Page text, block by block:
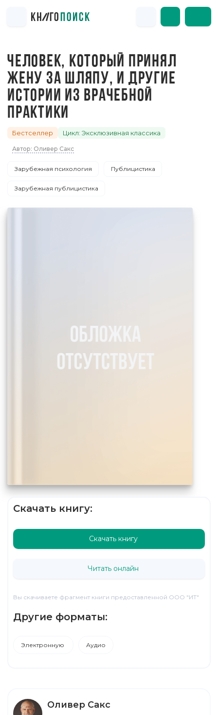
ЧЕЛОВЕК, КОТОРЫЙ ПРИНЯЛ
ЖЕНУ ЗА ШЛЯПУ, И ДРУГИЕ
ИСТОРИИ ИЗ ВРАЧЕБНОЙ
ПРАКТИКИ
Бестселлер Цикл: Эксклюзивная классика
Автор: Оливер Сакс
Зарубежная психология Публицистика
Зарубежная публицистика
Скачать книгу:
Скачать книгу
Читать онлайн
Вы скачиваете фрагмент книги предоставленной ООО "ИТ"
Другие форматы:
Электронную Аудио
Оливер Сакс